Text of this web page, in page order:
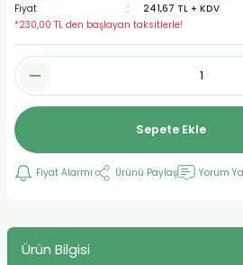
Fiyat
241,67 TL + KDV
*230,00 TL den başlayan taksitlerle!
Sepete Ekle
Fiyat Alarmı Ürünü Paylaş Yorum
Ürün Bilgisi